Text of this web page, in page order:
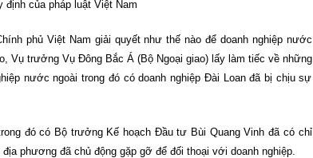
của pháp luật Việt Nam
phủ Việt Nam giải quyết như thế nào để doanh nghiệp nước
Vụ trưởng Vụ Đông Bắc Á (Bộ Ngoại giao) lấy làm tiếc về những
nước ngoài trong đó có doanh nghiệp Đài Loan đã bị chịu sự
đó có Bộ trưởng Kế hoạch Đầu tư Bùi Quang Vinh đã có chỉ
phương đã chủ động gặp gỡ để đối thoại với doanh nghiệp.